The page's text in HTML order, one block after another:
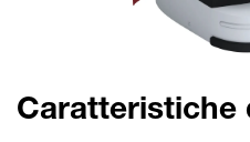
Caratteristiche